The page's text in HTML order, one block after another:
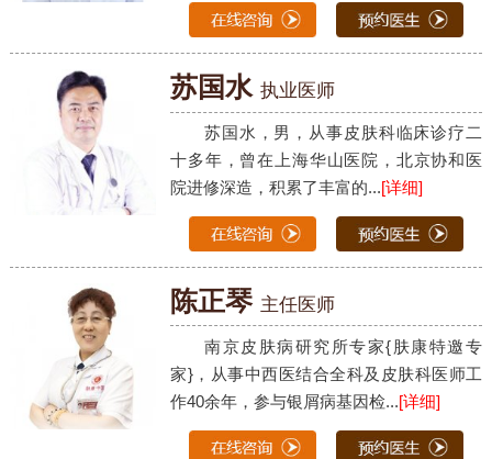
苏国水 执业医师
苏国水，男，从事皮肤科临床诊疗二
十多年，曾在上海华山医院，北京协和医
院进修深造，积累了丰富的...[详细]
陈正琴 主任医师
南京皮肤病研究所专家{肤康特邀专
家}，从事中西医结合全科及皮肤科医师工
作40余年，参与银屑病基因检...[详细]